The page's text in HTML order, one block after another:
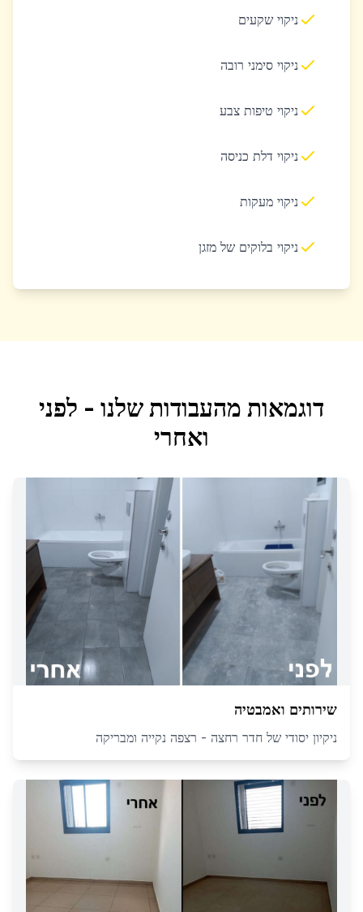
ניקוי שקעים
ניקוי סימני רובה
ניקוי טיפות צבע
ניקוי דלת כניסה
ניקוי מעקות
ניקוי בלוקים של מזגן
דוגמאות מהעבודות שלנו - לפני
ואחרי
שירותים ואמבטיה
ניקיון יסודי של חדר רחצה - רצפה נקייה ומבריקה